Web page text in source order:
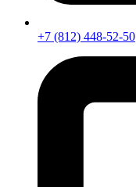
+7 (812) 448-52-50